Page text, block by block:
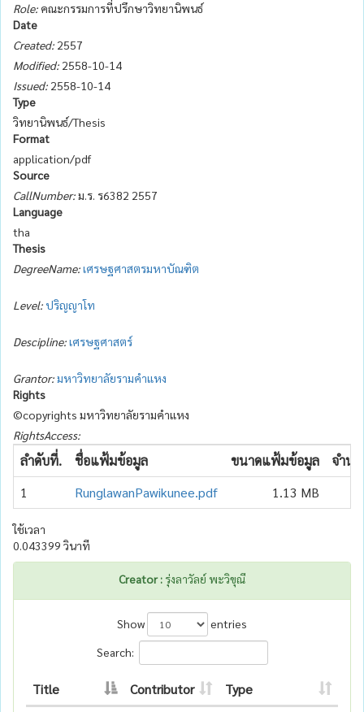
Role: คณะกรรมการที่ปรึกษาวิทยานิพนธ์
Date
Created: 2557
Modified: 2558-10-14
Issued: 2558-10-14
Type
วิทยานิพนธ์/Thesis
Format
application/pdf
Source
CallNumber:ม.ร. ร6382 2557
Language
tha
Thesis
DegreeName:เศรษฐศาสตรมหาบัณฑิต
Level:ปริญญาโท
Descipline:เศรษฐศาสตร์
Grantor:มหาวิทยาลัยรามคำแหง
Rights
©copyrights มหาวิทยาลัยรามคำแหง
RightsAccess:
ลำดับที่. ชื่อแฟ้มข้อมูล ขนาดแฟ้มข้อมูล
จำนว
1
RunglawanPawikunee.pdf 1.13 MB
ใช้เวลา
0.043399 วินาที
Creator : รุ่งลาวัลย์ พะวิขุณี
Show
entries
Search:
Title Contributor
Type